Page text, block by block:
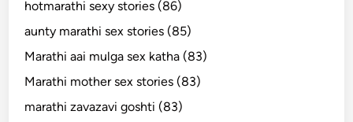
hotmarathi sexy stories (86)
aunty marathi sex stories (85)
Marathi aai mulga sex katha (83)
Marathi mother sex stories (83)
marathi zavazavi goshti (83)